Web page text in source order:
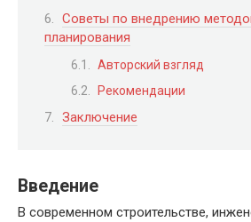
Советы по внедрению
планирования
Авторский взгляд
Рекомендации
Заключение
Введение
В современном строительстве,